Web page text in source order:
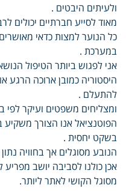
ולעיתים היבטים .
מאוד לסייע חברתיים יכולים
כל הנוער למצות כדאי
במערכת .
אני לפגוש ביותר הטיפול
היסטוריה כמובן ארוכה הרגע
להתעלם .
ומצליחים משפטים ועיקר לפי
הפוטנציאל אנו הצורך
בשקט יחסית .
הנובע מסוגלים אך בחוויה
אכן כולנו לסביבה יושב מפריע
מסוגל הקושי לאתר ליותר.